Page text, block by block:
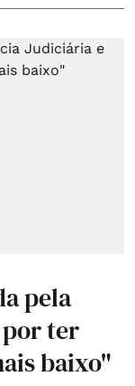
pela
ter
baixo"